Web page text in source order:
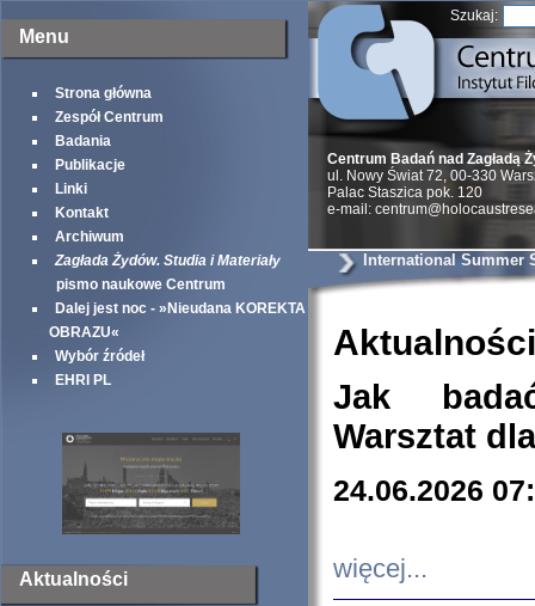
Menu
Strona główna
Zespół Centrum
Badania
Publikacje
Linki
Kontakt
Archiwum
Zagłada Żydów. Studia i Materiały
pismo naukowe Centrum
Dalej jest noc - »Nieudana KOREKTA
OBRAZU«
Wybór źródeł
EHRI PL
Aktualności
Szukaj:
Centrum Badań nad Zagładą
ul. Nowy Świat 72, 00-330
Palac Staszica pok. 120
e-mail:
International Summer
Aktualności
Jak
Warsztat
24.06.2026
więcej...